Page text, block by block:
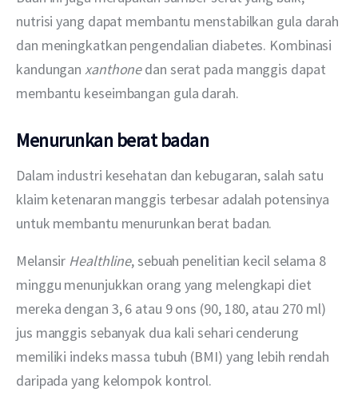
nutrisi yang dapat membantu menstabilkan gula darah
dan meningkatkan pengendalian diabetes. Kombinasi
kandungan xanthone dan serat pada manggis dapat
membantu keseimbangan gula darah.
Menurunkan berat badan
Dalam industri kesehatan dan kebugaran, salah satu
klaim ketenaran manggis terbesar adalah potensinya
untuk membantu menurunkan berat badan.
Melansir Healthline, sebuah penelitian kecil selama 8
minggu menunjukkan orang yang melengkapi diet
mereka dengan 3, 6 atau 9 ons (90, 180, atau 270 ml)
jus manggis sebanyak dua kali sehari cenderung
memiliki indeks massa tubuh (BMI) yang lebih rendah
daripada yang kelompok kontrol.